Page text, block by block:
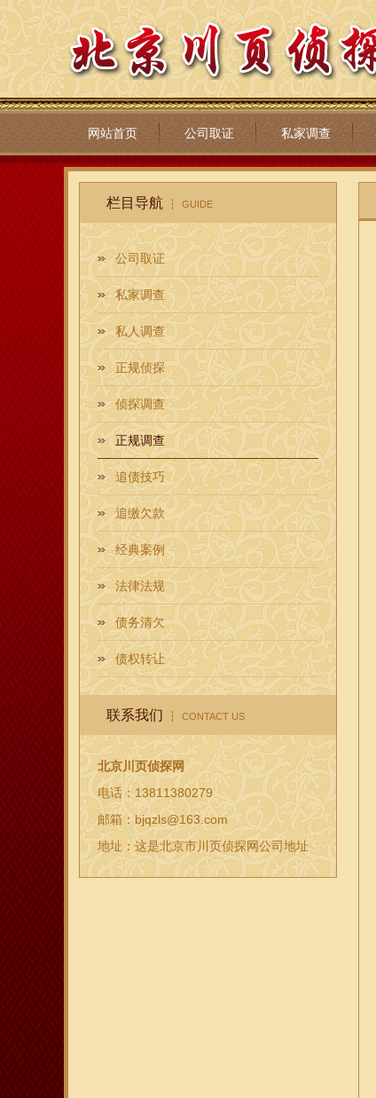
网站首页 公司取证 私家调查
栏目导航 GUIDE
公司取证
私家调查
私人调查
正规侦探
侦探调查
正规调查
追债技巧
追缴欠款
经典案例
法律法规
债务清欠
债权转让
联系我们 CONTACT US
北京川页侦探网
电话：13811380279
邮箱：bjqzls@163.com
地址：这是北京市川页侦探网公司地址